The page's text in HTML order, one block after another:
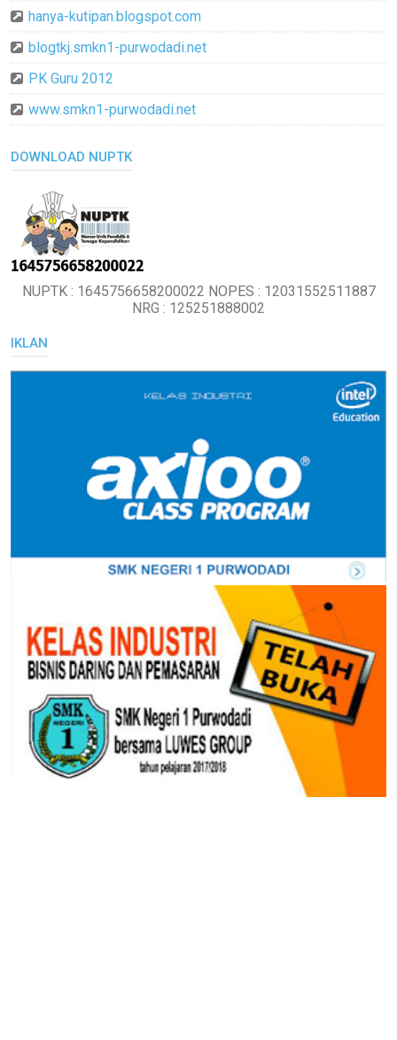
hanya-kutipan.blogspot.com
blogtkj.smkn1-purwodadi.net
PK Guru 2012
www.smkn1-purwodadi.net
DOWNLOAD NUPTK
NUPTK : 1645756658200022 NOPES : 12031552511887
NRG : 125251888002
IKLAN